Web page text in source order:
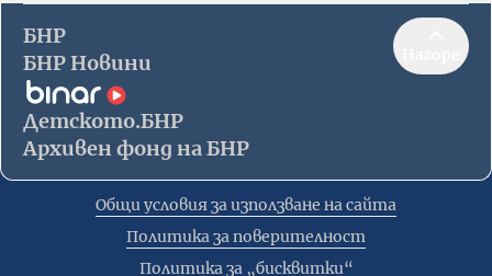
БНР
БНР Новини
Детското.БНР
Архивен фонд на БНР
Общи условия за използване на сайта
Политика за поверителност
Политика за „бисквитки“